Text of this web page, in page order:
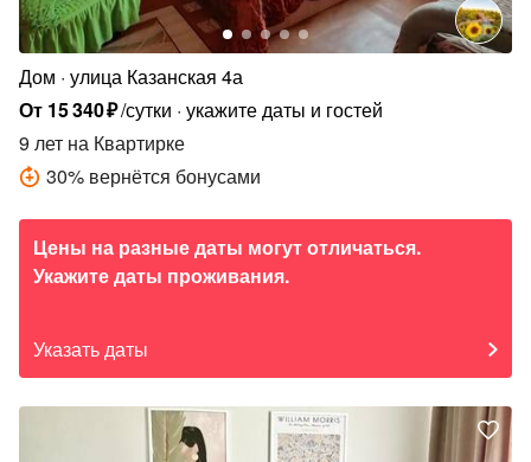
Дом улица Казанская 4а
От 15340₽/сутки укажите даты и гостей
9 лет на Квартирке
30% вернётся бонусами
Цены на разные даты могут отличаться.
Укажите даты проживания.
Указать даты